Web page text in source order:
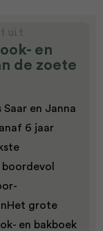
uit:
en
de zoete
Saar en Janna
6 jaar
grote
en bakboek